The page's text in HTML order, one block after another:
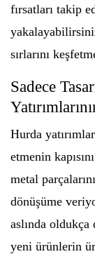
fırsatları takip
sırlarını
Sadece
Hurda
etmenin
metal
dönüşüme
aslında
yeni ürünlerin